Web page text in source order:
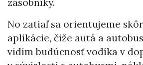
zásobníky.
No zatiaľ sa orientujeme
aplikácie, čiže autá a
vidím budúcnosť vodíka v